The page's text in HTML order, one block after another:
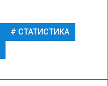
СТАТИСТИКА